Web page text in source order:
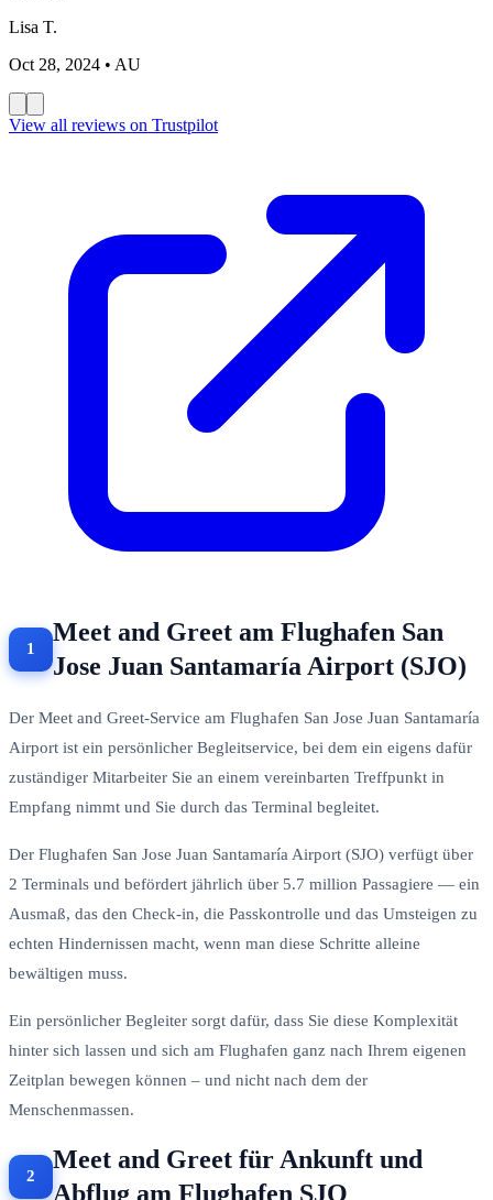
Lisa T.
Oct 28, 2024 • AU
View all reviews on Trustpilot
Meet and Greet am Flughafen San
Jose Juan Santamaría Airport (SJO)
Der Meet and Greet-Service am Flughafen San Jose Juan Santamaría
Airport ist ein persönlicher Begleitservice, bei dem ein eigens dafür
zuständiger Mitarbeiter Sie an einem vereinbarten Treffpunkt in
Empfang nimmt und Sie durch das Terminal begleitet.
Der Flughafen San Jose Juan Santamaría Airport (SJO) verfügt über
2 Terminals und befördert jährlich über 5.7 million Passagiere — ein
Ausmaß, das den Check-in, die Passkontrolle und das Umsteigen zu
echten Hindernissen macht, wenn man diese Schritte alleine
bewältigen muss.
Ein persönlicher Begleiter sorgt dafür, dass Sie diese Komplexität
hinter sich lassen und sich am Flughafen ganz nach Ihrem eigenen
Zeitplan bewegen können – und nicht nach dem der
Menschenmassen.
Meet and Greet für Ankunft und
Abflug am Flughafen SJO